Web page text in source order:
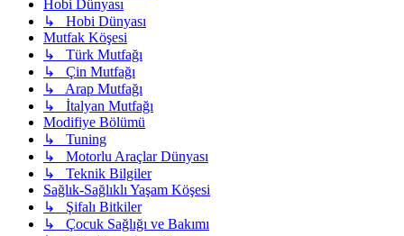
Hobi Dünyası
↳ Hobi Dünyası
Mutfak Köşesi
↳ Türk Mutfağı
↳ Çin Mutfağı
↳ Arap Mutfağı
↳ İtalyan Mutfağı
Modifiye Bölümü
↳ Tuning
↳ Motorlu Araçlar Dünyası
↳ Teknik Bilgiler
Sağlık-Sağlıklı Yaşam Köşesi
↳ Şifalı Bitkiler
↳ Çocuk Sağlığı ve Bakımı